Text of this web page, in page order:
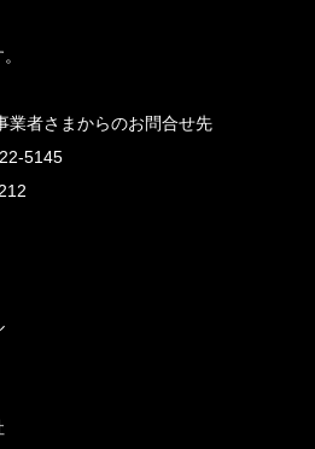
業者さまからのお問合せ先